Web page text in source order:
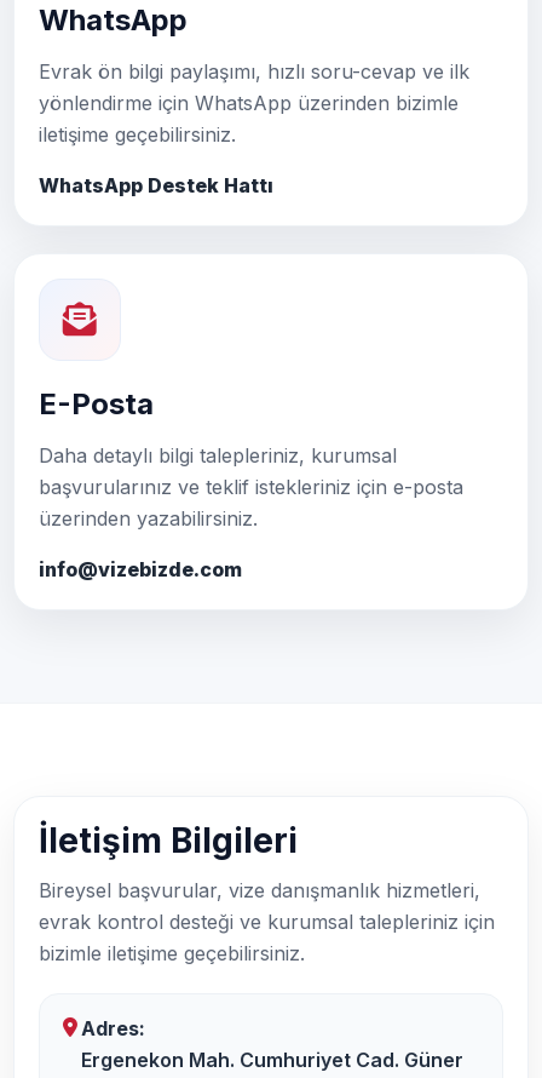
WhatsApp
Evrak ön bilgi paylaşımı, hızlı soru-cevap ve ilk
yönlendirme için WhatsApp üzerinden bizimle
iletişime geçebilirsiniz.
WhatsApp Destek Hattı
E-Posta
Daha detaylı bilgi talepleriniz, kurumsal
başvurularınız ve teklif istekleriniz için e-posta
üzerinden yazabilirsiniz.
info@vizebizde.com
İletişim Bilgileri
Bireysel başvurular, vize danışmanlık hizmetleri,
evrak kontrol desteği ve kurumsal talepleriniz için
bizimle iletişime geçebilirsiniz.
Adres:
Ergenekon Mah. Cumhuriyet Cad. Güner